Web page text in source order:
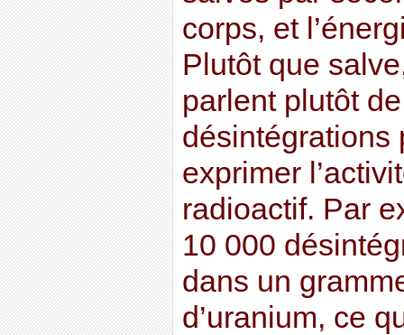
corps, et
Plutôt que
parlent plutôt
désintégrations
exprimer
radioactif. Par
10 000
dans un
d’uranium, ce